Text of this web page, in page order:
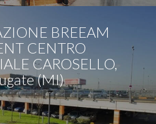
BREEAM
CENTRO
CAROSELLO,
(MI)